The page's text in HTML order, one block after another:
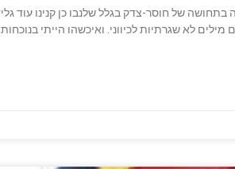
של חוסר-צדק בגלל שלנבו כן קנינו עוד
לא שגרתיות לכיווני. ואיכשהו הייתי